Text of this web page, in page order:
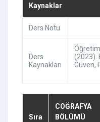
Kaynaklar
Ders Notu
Ders
Kaynakları
(2023).
Güven,
Sıra
COĞRAFYA
BÖLÜMÜ